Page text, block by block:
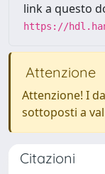
link a questo
https://
Attenzione
Attenzione! I
sottoposti a
Citazioni